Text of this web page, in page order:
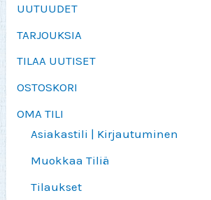
UUTUUDET
TARJOUKSIA
TILAA UUTISET
OSTOSKORI
OMA TILI
Asiakastili | Kirjautuminen
Muokkaa Tiliä
Tilaukset